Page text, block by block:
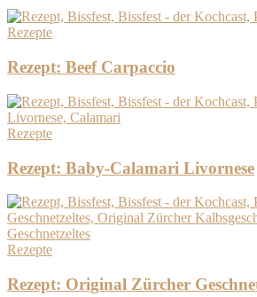
Rezepte
Rezept: Beef Carpaccio
Rezepte
Rezept: Baby-Calamari Livornese
Rezepte
Rezept: Original Zürcher